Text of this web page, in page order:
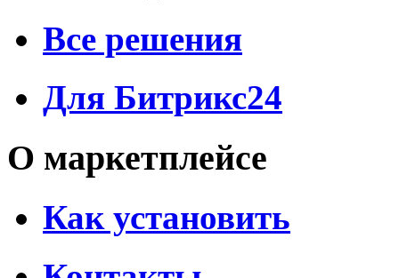
Все решения
Для Битрикс24
О маркетплейсе
Как установить